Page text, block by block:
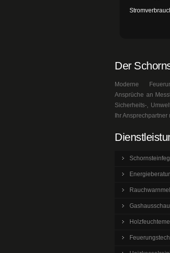
Der
Moderne
Ansprüche an
Sicherheits-,
Ihr
Gashausschau